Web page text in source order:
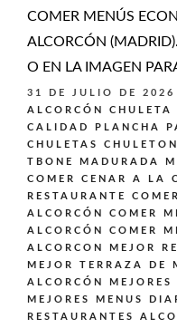
COMER MENÚS
ALCORCÓN
O EN LA IMAGEN
31 DE JULIO DE 2026
ALCORCÓN
CHULETA
CALIDAD PLANCHA
CHULETAS
TBONE MADURADA
COMER CENAR A LA
RESTAURANTE
ALCORCÓN
COMER
ALCORCÓN
COMER
ALCORCON
MEJOR
MEJOR TERRAZA DE
ALCORCÓN
MEJORES MENUS
RESTAURANTES